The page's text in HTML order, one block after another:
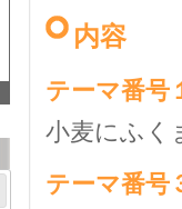
内容
テーマ番号
小麦にふく
テーマ番号